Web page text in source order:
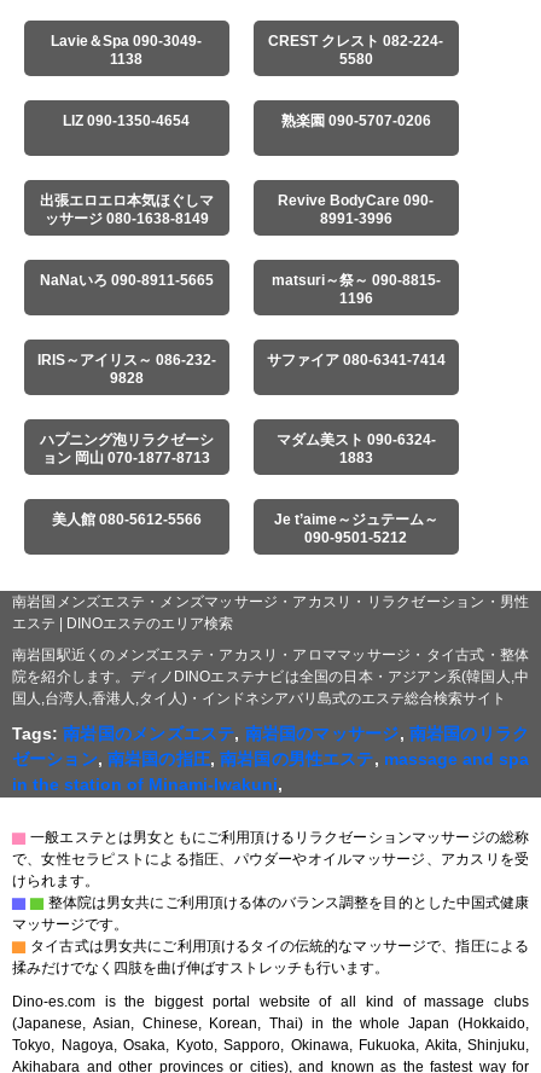
Lavie＆Spa 090-3049-
1138
CREST クレスト 082-224-
5580
LIZ 090-1350-4654 熟楽園 090-5707-0206
出張エロエロ本気ほぐしマ
ッサージ 080-1638-8149
Revive BodyCare 090-
8991-3996
NaNaいろ 090-8911-5665
matsuri～祭～ 090-8815-
1196
IRIS～アイリス～ 086-232-
9828
サファイア 080-6341-7414
ハプニング泡リラクゼーシ
ョン 岡山 070-1877-8713
マダム美スト 090-6324-
1883
美人館 080-5612-5566
Je t’aime～ジュテーム～
090-9501-5212
南岩国メンズエステ・メンズマッサージ・アカスリ・リラクゼーション・男性
エステ | DINOエステのエリア検索
南岩国駅近くのメンズエステ・アカスリ・アロママッサージ・タイ古式・整体
院を紹介します。ディノDINOエステナビは全国の日本・アジアン系(韓国人,中
国人,台湾人,香港人,タイ人)・インドネシアバリ島式のエステ総合検索サイト
Tags:南岩国のメンズエステ, 南岩国のマッサージ, 南岩国のリラク
ゼーション, 南岩国の指圧,南岩国の男性エステ, massage and spa
in the station of Minami-Iwakuni,
▇ 一般エステとは男女ともにご利用頂けるリラクゼーションマッサージの総称
で、女性セラピストによる指圧、パウダーやオイルマッサージ、アカスリを受
けられます。
▇ ▇ 整体院は男女共にご利用頂ける体のバランス調整を目的とした中国式健康
マッサージです。
▇ タイ古式は男女共にご利用頂けるタイの伝統的なマッサージで、指圧による
揉みだけでなく四肢を曲げ伸ばすストレッチも行います。
Dino-es.com is the biggest portal website of all kind of massage clubs
(Japanese, Asian, Chinese, Korean, Thai) in the whole Japan (Hokkaido,
Tokyo, Nagoya, Osaka, Kyoto, Sapporo, Okinawa, Fukuoka, Akita, Shinjuku,
Akihabara and other provinces or cities), and known as the fastest way for